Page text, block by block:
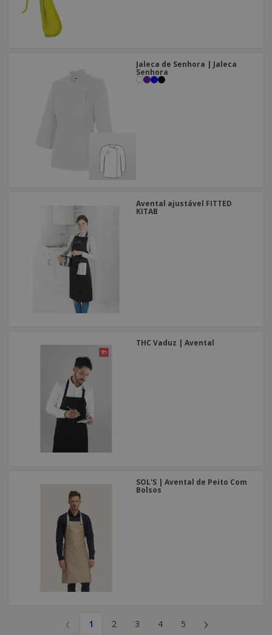
Jaleca de Senhora | Jaleca
Senhora
Avental ajustável FITTED
KITAB
THC Vaduz | Avental
SOL'S | Avental de Peito Com
Bolsos
‹ 1 2 3 4 5 ›